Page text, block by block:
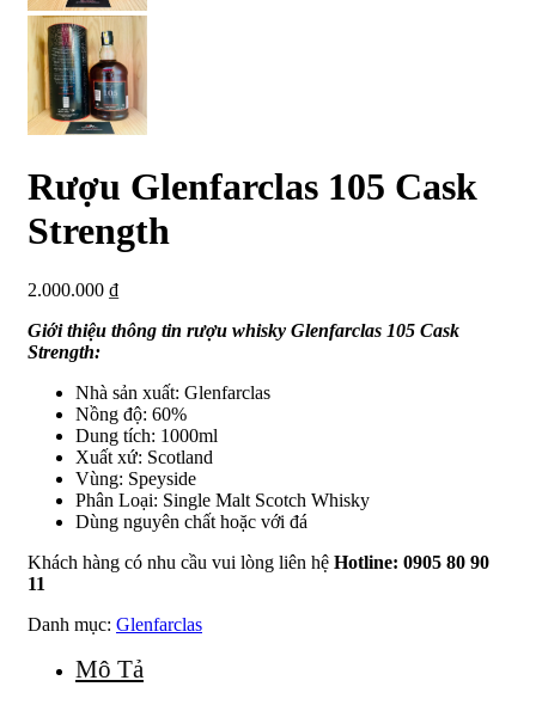
Rượu Glenfarclas 105 Cask
Strength
2.000.000 ₫
Giới thiệu thông tin rượu whisky Glenfarclas 105 Cask
Strength:
Nhà sản xuất: Glenfarclas
Nồng độ: 60%
Dung tích: 1000ml
Xuất xứ: Scotland
Vùng: Speyside
Phân Loại: Single Malt Scotch Whisky
Dùng nguyên chất hoặc với đá
Khách hàng có nhu cầu vui lòng liên hệ Hotline: 0905 80 90
11
Danh mục: Glenfarclas
Mô Tả